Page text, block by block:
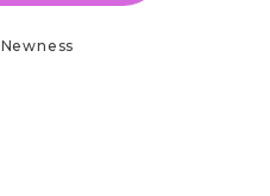
Newness